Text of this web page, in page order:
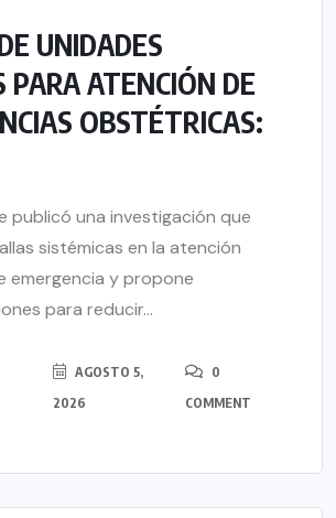
UNIDADES
PARA ATENCIÓN DE
OBSTÉTRICAS:
publicó una investigación que
sistémicas en la atención
emergencia y propone
para reducir...
AGOSTO 5,
2026
0
COMMENT